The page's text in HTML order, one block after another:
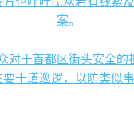
案。
对于首都区街头安全的
干道巡逻，以防类似事